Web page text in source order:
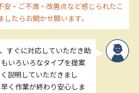
安・ご不満・改善点など感じられたこ
したらお聞かせ願います。
すぐに対応していただき助
いろいろなタイプを提案
説明していただきまし
く作業が終わり安心しま